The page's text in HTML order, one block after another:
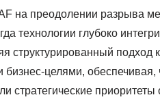
на преодолении разрыва
технологии глубоко
структурированный подход
целями,
стратегические приоритеты